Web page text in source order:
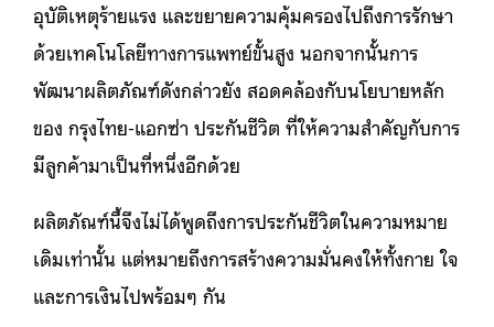
อุบัติเหตุร้ายแรง และขยายความคุ้มครองไปถึงการรักษา
ด้วยเทคโนโลยีทางการแพทย์ขั้นสูง นอกจากนั้นการ
พัฒนาผลิตภัณฑ์ดังกล่าวยัง สอดคล้องกับนโยบายหลัก
ของ กรุงไทย-แอกซ่า ประกันชีวิต ที่ให้ความสำคัญกับการ
มีลูกค้ามาเป็นที่หนึ่งอีกด้วย
ผลิตภัณฑ์นี้จึงไม่ได้พูดถึงการประกันชีวิตในความหมาย
เดิมเท่านั้น แต่หมายถึงการสร้างความมั่นคงให้ทั้งกาย ใจ
และการเงินไปพร้อมๆ กัน